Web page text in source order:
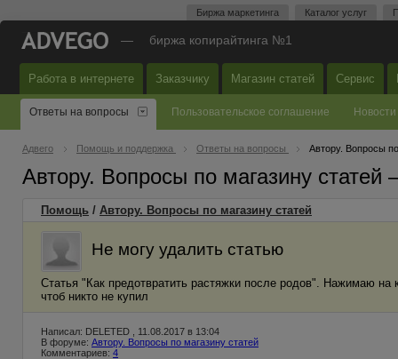
Биржа маркетинга Каталог услуг
— биржа копирайтинга №1
Работа в интернете Заказчику Магазин статей Сервис
Ответы на вопросы Пользовательское соглашение Новости
Адвего Помощь и поддержка Ответы на вопросы Автору. Вопросы
Автору. Вопросы по магазину
Помощь / Автору. Вопросы по магазину статей
Не могу удалить статью
Статья "Как предотвратить растяжки после родов". Нажимаю на
чтоб никто не купил
Написал: DELETED , 11.08.2017 в 13:04
В форуме: Автору. Вопросы по магазину статей
Комментариев: 4